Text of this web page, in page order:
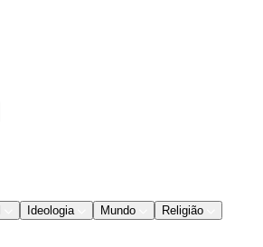
Ideologia Mundo
Religião